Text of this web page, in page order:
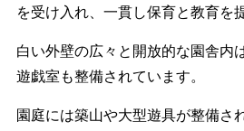
を受け入れ、一貫し保育と教育を
白い外壁の広々と開放的な園舎内は
遊戯室も整備されています。
園庭には築山や大型遊具が整備さ